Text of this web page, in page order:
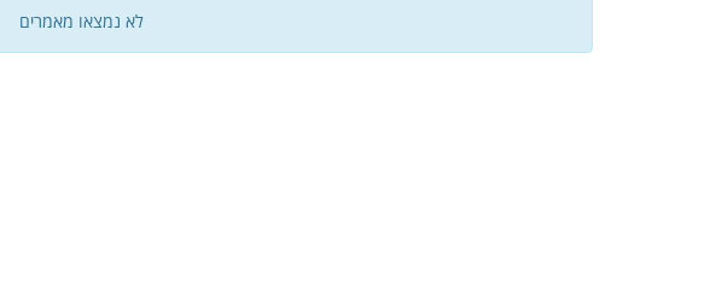
לא נמצאו מאמרים